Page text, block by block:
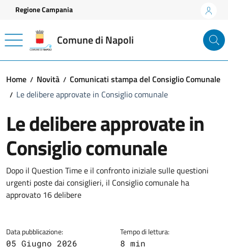
Vai ai contenuti
Vai al footer
Regione Campania
Comune di Napoli
Home Novità
Comunicati stampa del Consiglio Comunale
Le delibere approvate in Consiglio comunale
Le delibere approvate in
Consiglio comunale
Dettagli della notizia
Dopo il Question Time e il confronto iniziale sulle questioni
urgenti poste dai consiglieri, il Consiglio comunale ha
approvato 16 delibere
Data pubblicazione:
05 Giugno 2026
Tempo di lettura:
8 min